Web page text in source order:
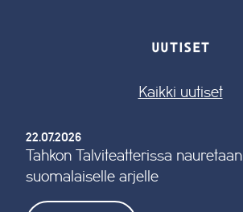
UUTISET
Kaikki uutiset
22.07.2026
Tahkon Talviteatterissa nauretaan
suomalaiselle arjelle